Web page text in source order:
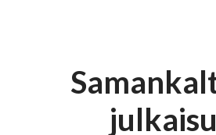
Kurkistus
työntekijälähettiläät